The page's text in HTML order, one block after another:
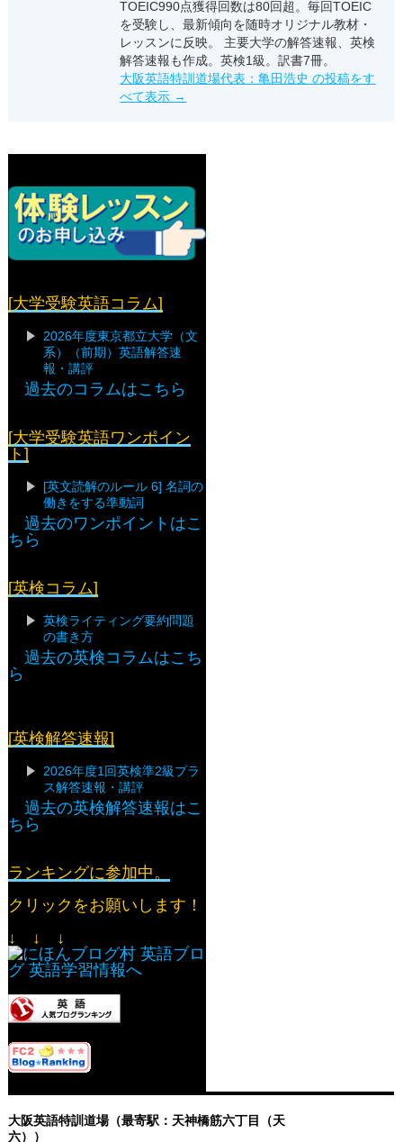
TOEIC990点獲得回数は80回超。毎回TOEIC
を受験し、最新傾向を随時オリジナル教材・
レッスンに反映。 主要大学の解答速報、英検
解答速報も作成。英検1級。訳書7冊。
大阪英語特訓道場代表：亀田浩史 の投稿をす
べて表示 →
[大学受験英語コラム]
2026年度東京都立大学（文
系）（前期）英語解答速
報・講評
過去のコラムはこちら
[大学受験英語ワンポイン
ト]
[英文読解のルール 6] 名詞の
働きをする準動詞
過去のワンポイントはこ
ちら
[英検コラム]
英検ライティング要約問題
の書き方
過去の英検コラムはこち
ら
[英検解答速報]
2026年度1回英検準2級プラ
ス解答速報・講評
過去の英検解答速報はこ
ちら
ランキングに参加中。
クリックをお願いします！
↓ ↓ ↓
大阪英語特訓道場（最寄駅：天神橋筋六丁目（天
六））